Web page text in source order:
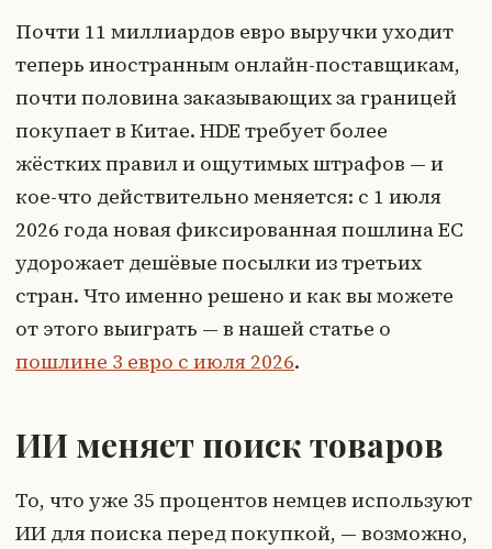
Почти 11 миллиардов евро выручки уходит
теперь иностранным онлайн-поставщикам,
почти половина заказывающих за границей
покупает в Китае. HDE требует более
жёстких правил и ощутимых штрафов — и
кое-что действительно меняется: с 1 июля
2026 года новая фиксированная пошлина ЕС
удорожает дешёвые посылки из третьих
стран. Что именно решено и как вы можете
от этого выиграть — в нашей статье о
пошлине 3 евро с июля 2026.
ИИ меняет поиск товаров
То, что уже 35 процентов немцев используют
ИИ для поиска перед покупкой, — возможно,